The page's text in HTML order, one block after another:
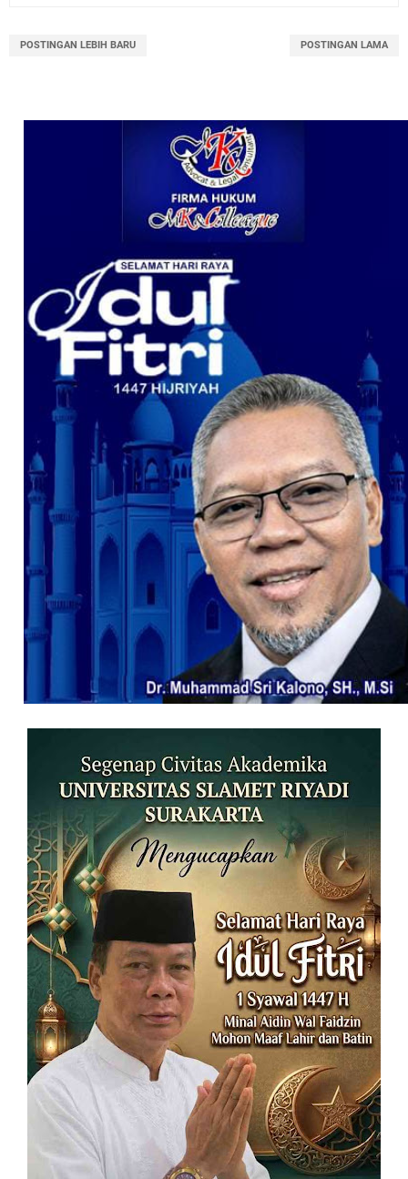
POSTINGAN LEBIH BARU POSTINGAN LAMA